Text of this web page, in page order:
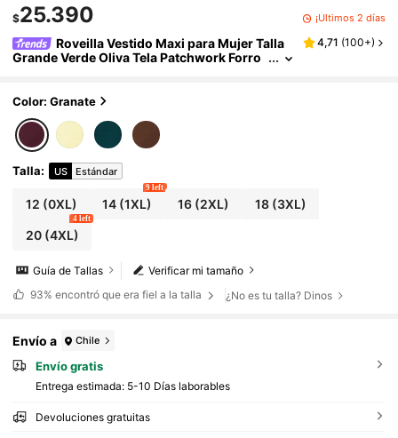
$25.390 ¡Últimos 2 días
Roveilla Vestido Maxi para Mujer Talla
Grande Verde Oliva Tela Patchwork Forro
Elegante Vintage Francés Desplazamiento Ce
alista Versátil Estilo Medio Oriente Fiesta de B
oda Invierno Nueva Llegada Púrpura Oscuro
4,71 (100+)
Color: Granate
Talla: US Estándar
12 (0XL) 14 (1XL)
9 left
16(2XL) 18(3XL)
20(4XL)
4 left
Verificar mi tamaño
Guía de Tallas
93% encontró que era fiel a la talla ¿No es tu talla? Dinos
Envío a Chile
Envío gratis
Entrega estimada: 5-10 Días laborables
Devoluciones gratuitas